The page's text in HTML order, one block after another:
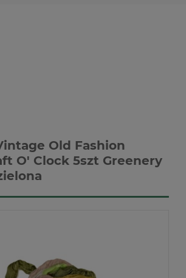
Old Fashion
O' Clock 5szt Greenery